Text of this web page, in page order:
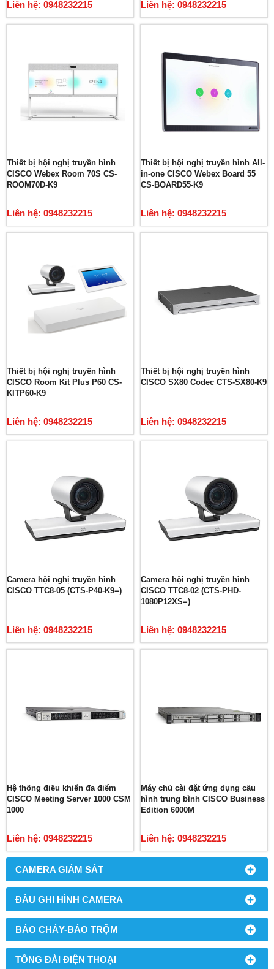
CAMERA GIÁM SÁT
ĐẦU GHI HÌNH CAMERA
BÁO CHÁY-BÁO TRỘM
TỔNG ĐÀI ĐIỆN THOẠI
Liên hệ: 0948232215 Liên hệ: 0948232215
Thiết bị hội nghị truyền hình
CISCO Webex Room 70S CS-
ROOM70D-K9
Liên hệ: 0948232215
Thiết bị hội nghị truyền hình All-
in-one CISCO Webex Board 55
CS-BOARD55-K9
Liên hệ: 0948232215
Thiết bị hội nghị truyền hình
CISCO Room Kit Plus P60 CS-
KITP60-K9
Liên hệ: 0948232215
Thiết bị hội nghị truyền hình
CISCO SX80 Codec CTS-SX80-K9
Liên hệ: 0948232215
Camera hội nghị truyền hình
CISCO TTC8-05 (CTS-P40-K9=)
Liên hệ: 0948232215
Camera hội nghị truyền hình
CISCO TTC8-02 (CTS-PHD-
1080P12XS=)
Liên hệ: 0948232215
Hệ thống điều khiển đa điểm
CISCO Meeting Server 1000 CSM
1000
Liên hệ: 0948232215
Máy chủ cài đặt ứng dụng cấu
hình trung bình CISCO Business
Edition 6000M
Liên hệ: 0948232215